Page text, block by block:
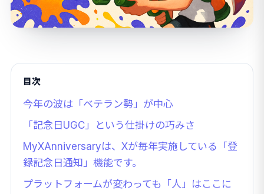
目次
今年の波は「ベテラン勢」が中心
「記念日UGC」という仕掛けの巧みさ
MyXAnniversaryは、Xが毎年実施している「登
録記念日通知」機能です。
プラットフォームが変わっても「人」はここに